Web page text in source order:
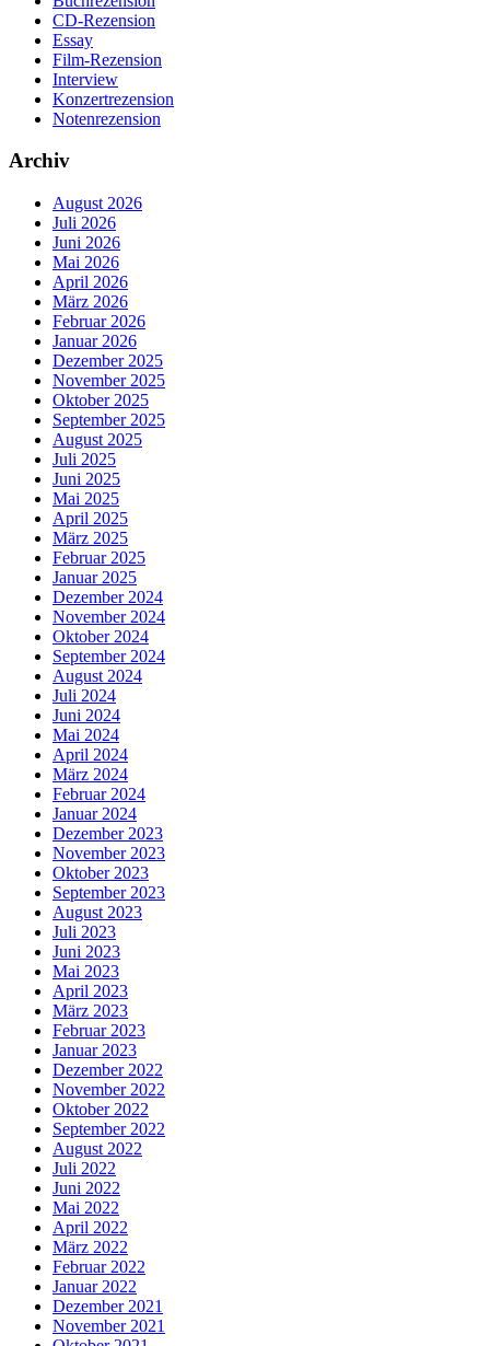
CD-Rezension
Essay
Film-Rezension
Interview
Konzertrezension
Notenrezension
Archiv
August 2026
Juli 2026
Juni 2026
Mai 2026
April 2026
März 2026
Februar 2026
Januar 2026
Dezember 2025
November 2025
Oktober 2025
September 2025
August 2025
Juli 2025
Juni 2025
Mai 2025
April 2025
März 2025
Februar 2025
Januar 2025
Dezember 2024
November 2024
Oktober 2024
September 2024
August 2024
Juli 2024
Juni 2024
Mai 2024
April 2024
März 2024
Februar 2024
Januar 2024
Dezember 2023
November 2023
Oktober 2023
September 2023
August 2023
Juli 2023
Juni 2023
Mai 2023
April 2023
März 2023
Februar 2023
Januar 2023
Dezember 2022
November 2022
Oktober 2022
September 2022
August 2022
Juli 2022
Juni 2022
Mai 2022
April 2022
März 2022
Februar 2022
Januar 2022
Dezember 2021
November 2021